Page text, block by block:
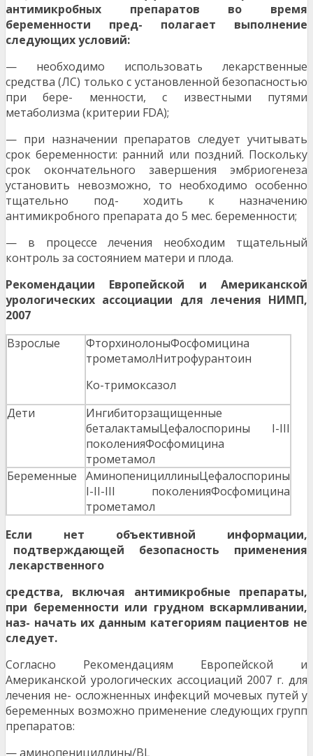
антимикробных препаратов во время
беременности пред- полагает выполнение
следующих условий:
— необходимо использовать лекарственные
средства (ЛС) только с установленной безопасностью
при бере- менности, с известными путями
метаболизма (критерии FDA);
— при назначении препаратов следует учитывать
срок беременности: ранний или поздний. Поскольку
срок окончательного завершения эмбриогенеза
установить невозможно, то необходимо особенно
тщательно под- ходить к назначению
антимикробного препарата до 5 мес. беременности;
— в процессе лечения необходим тщательный
контроль за состоянием матери и плода.
Рекомендации Европейской и Американской
урологических ассоциации для лечения НИМП,
2007
Взрослые
ФторхинолоныФосфомицина
трометамолНитрофурантоин
Ко-тримоксазол
Дети
Ингибиторзащищенные
беталактамыЦефалоспорины I-III
поколенияФосфомицина
трометамол
Беременные
АминопенициллиныЦефалоспорины
I-II-III поколенияФосфомицина
трометамол
Если нет объективной информации,
подтверждающей безопасность применения
лекарственного
средства, включая антимикробные препараты,
при беременности или грудном вскармливании,
наз- начать их данным категориям пациентов не
следует.
Согласно Рекомендациям Европейской и
Американской урологических ассоциаций 2007 г. для
лечения не- осложненных инфекций мочевых путей у
беременных возможно применение следующих групп
препаратов:
— аминопенициллины/BL